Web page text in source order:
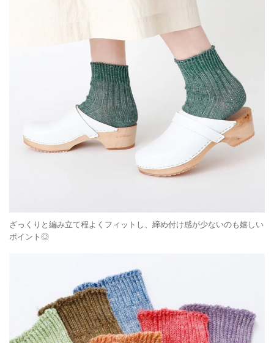
ざっくりと編み立て程よくフィットし、締め付け感が少ないのも嬉しい
ポイント◎